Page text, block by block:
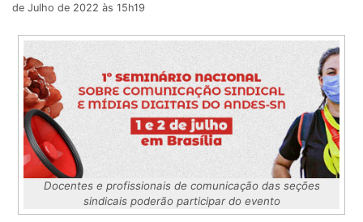
de Julho de 2022 às 15h19
Docentes e profissionais de comunicação das seções
sindicais poderão participar do evento